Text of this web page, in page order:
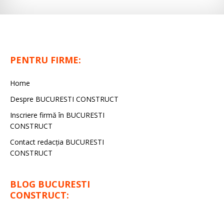
PENTRU FIRME:
Home
Despre BUCURESTI CONSTRUCT
Inscriere firmă în BUCURESTI
CONSTRUCT
Contact redacţia BUCURESTI
CONSTRUCT
BLOG BUCURESTI
CONSTRUCT: